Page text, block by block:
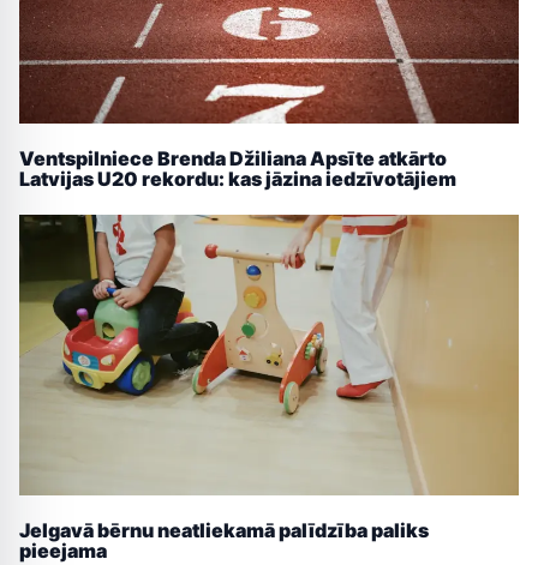
Ventspilniece Brenda Džiliana Apsīte atkārto
Latvijas U20 rekordu: kas jāzina iedzīvotājiem
Jelgavā bērnu neatliekamā palīdzība paliks
pieejama